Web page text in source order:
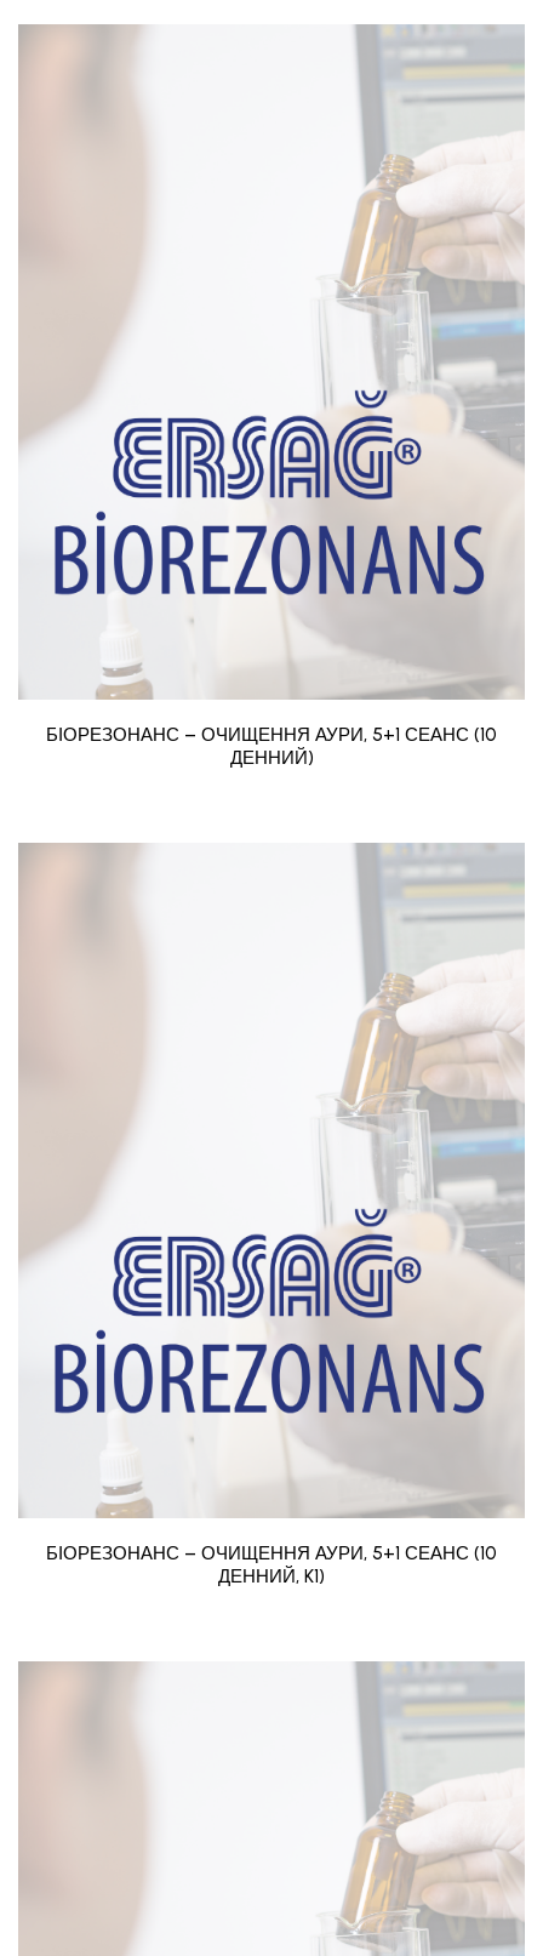
БІОРЕЗОНАНС – ОЧИЩЕННЯ АУРИ, 5+1 СЕАНС (10
ДЕННИЙ)
БІОРЕЗОНАНС – ОЧИЩЕННЯ АУРИ, 5+1 СЕАНС (10
ДЕННИЙ, K1)